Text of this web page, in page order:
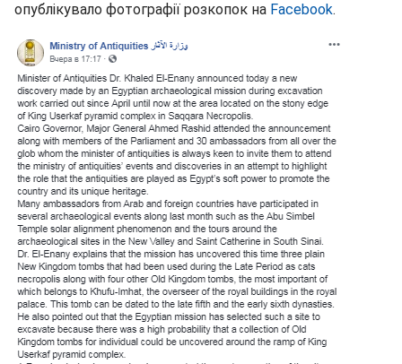
опублікувало фотографії розкопок на Facebook.